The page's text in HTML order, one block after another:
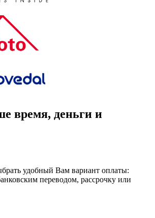
время, деньги и
удобный Вам вариант оплаты:
переводом, рассрочку или